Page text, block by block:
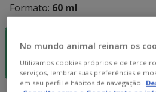
Formato: 60 ml
60 ml
13.49€
(0.27€ / ml)
No mundo animal reinam os
Utilizamos cookies próprios e de
serviços, lembrar suas preferências e
em seu perfil e hábitos de navegação.